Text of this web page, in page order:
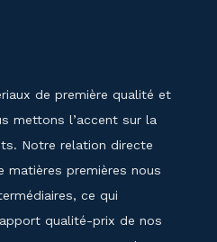
de première qualité et
mettons l’accent sur la
Notre relation directe
matières premières nous
ce qui
qualité-prix de nos